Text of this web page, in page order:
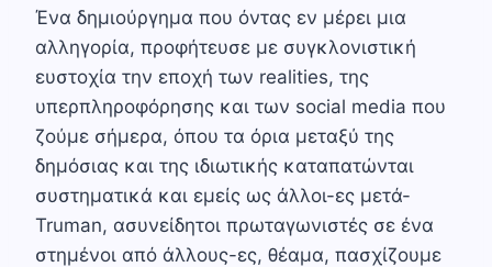
Ένα δημιούργημα που όντας εν μέρει μια
αλληγορία, προφήτευσε με συγκλονιστική
ευστοχία την εποχή των realities, της
υπερπληροφόρησης και των social media που
ζούμε σήμερα, όπου τα όρια μεταξύ της
δημόσιας και της ιδιωτικής καταπατώνται
συστηματικά και εμείς ως άλλοι-ες μετά-
Truman, ασυνείδητοι πρωταγωνιστές σε ένα
στημένοι από άλλους-ες, θέαμα, πασχίζουμε